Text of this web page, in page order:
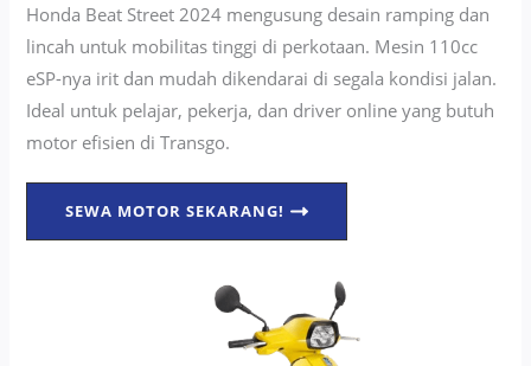
Honda Beat Street 2024 mengusung desain ramping dan
lincah untuk mobilitas tinggi di perkotaan. Mesin 110cc
eSP-nya irit dan mudah dikendarai di segala kondisi jalan.
Ideal untuk pelajar, pekerja, dan driver online yang butuh
motor efisien di Transgo.
SEWA MOTOR SEKARANG!